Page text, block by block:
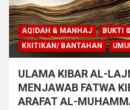
AQIDAH & MANHAJ BUKTI
KRITIKAN/ BANTAHAN
ULAMA KIBAR AL-
MENJAWAB FATWA
ARAFAT AL-